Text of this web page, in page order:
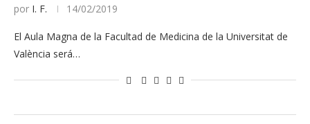
por I. F. 14/02/2019
El Aula Magna de la Facultad de Medicina de la Universitat de
València será…